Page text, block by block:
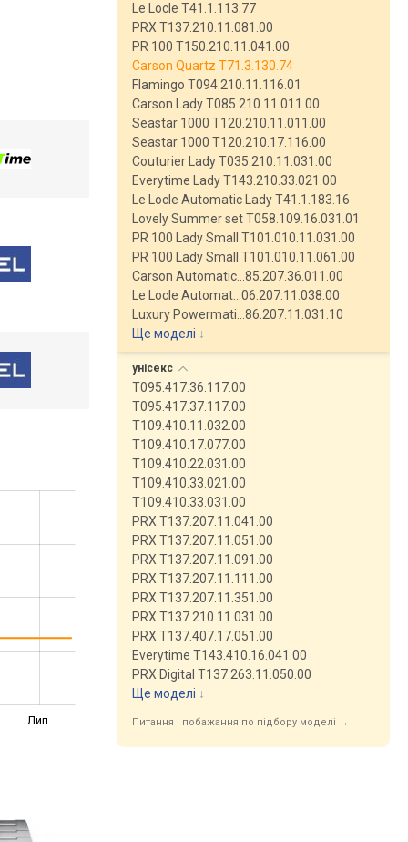
Лип.
Le Locle T41.1.113.77
PRX T137.210.11.081.00
PR 100 T150.210.11.041.00
Carson Quartz T71.3.130.74
Flamingo T094.210.11.116.01
Carson Lady T085.210.11.011.00
Seastar 1000 T120.210.11.011.00
Seastar 1000 T120.210.17.116.00
Couturier Lady T035.210.11.031.00
Everytime Lady T143.210.33.021.00
Le Locle Automatic Lady T41.1.183.16
Lovely Summer set T058.109.16.031.01
PR 100 Lady Small T101.010.11.031.00
PR 100 Lady Small T101.010.11.061.00
Carson Automatic…85.207.36.011.00
Le Locle Automat…06.207.11.038.00
Luxury Powermati…86.207.11.031.10
Ще моделі ↓
унісекс
T095.417.36.117.00
T095.417.37.117.00
T109.410.11.032.00
T109.410.17.077.00
T109.410.22.031.00
T109.410.33.021.00
T109.410.33.031.00
PRX T137.207.11.041.00
PRX T137.207.11.051.00
PRX T137.207.11.091.00
PRX T137.207.11.111.00
PRX T137.207.11.351.00
PRX T137.210.11.031.00
PRX T137.407.17.051.00
Everytime T143.410.16.041.00
PRX Digital T137.263.11.050.00
Ще моделі ↓
Питання і побажання по підбору моделі →